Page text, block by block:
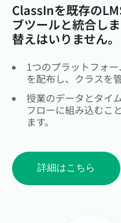
ClassInを既存の
ブツールと統合し
替えはいりません。
1つのプラットフォ
を配布し、クラスを
授業のデータとタイ
フローに組み込むこ
ます。
詳細はこちら